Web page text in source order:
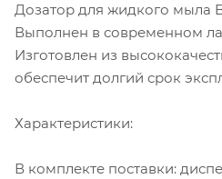
Дозатор для жидкого мыла
Выполнен в современном
Изготовлен из
обеспечит долгий срок
Характеристики:
В комплекте поставки: